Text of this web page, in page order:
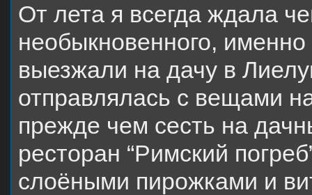
От лета я всегда ждала
необыкновенного,
выезжали на дачу в
отправлялась с вещами
прежде чем сесть на
ресторан “Римский
слоёными пирожками и